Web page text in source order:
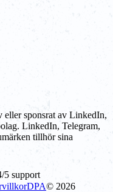
eller sponsrat av LinkedIn,
LinkedIn, Telegram,
tillhör sina
5 support
DPA© 2026